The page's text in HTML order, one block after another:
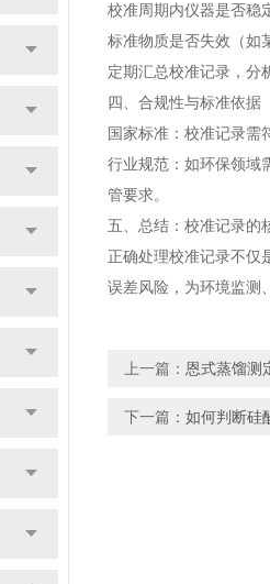
校准周期内仪器是否稳
标准物质是否失效（如
定期汇总校准记录，分
四、合规性与标准依据
国家标准：校准记录需
行业规范：如环保领域
管要求。
五、总结：校准记录的
正确处理校准记录不仅
误差风险，为环境监测
上一篇： 恩式蒸馏测
下一篇： 如何判断硅